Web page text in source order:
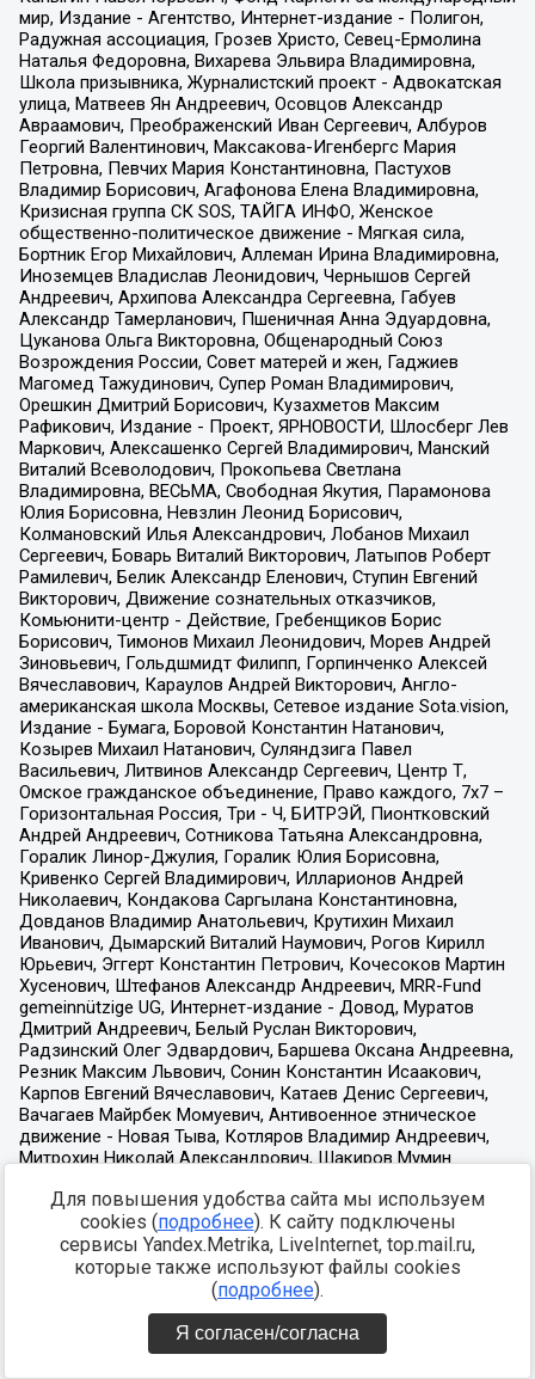
Для повышения удобства сайта мы используем
cookies (подробнее). К сайту подключены
сервисы Yandex.Metrika, LiveInternet, top.mail.ru,
которые также используют файлы cookies
(подробнее).
Я согласен/согласна